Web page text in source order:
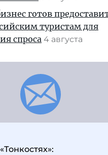
готов
туристам для
спроса 4 августа